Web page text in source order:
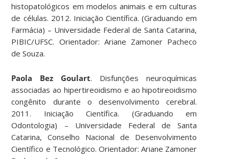
histopatológicos em modelos animais e em culturas
de células. 2012. Iniciação Científica. (Graduando em
Farmácia) – Universidade Federal de Santa Catarina,
PIBIC/UFSC. Orientador: Ariane Zamoner Pacheco
de Souza.
Paola Bez Goulart. Disfunções neuroquímicas
associadas ao hipertireoidismo e ao hipotireoidismo
congênito durante o desenvolvimento cerebral.
2011. Iniciação Científica. (Graduando em
Odontologia) – Universidade Federal de Santa
Catarina, Conselho Nacional de Desenvolvimento
Científico e Tecnológico. Orientador: Ariane Zamoner